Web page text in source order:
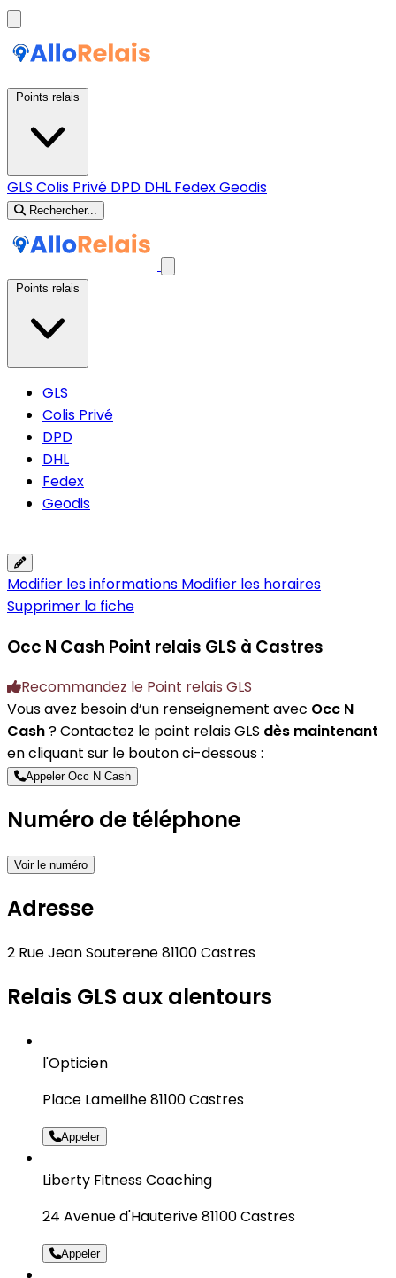
GLS Colis Privé DPD DHL FedexGeodis
Rechercher...
GLS
Colis Privé
DPD
DHL
Fedex
Geodis
Modifier les informations Modifier les horaires
Supprimer la fiche
Occ N Cash Point relais GLS à Castres
Recommandez le Point relais GLS
Vous avez besoin d’un renseignement avec Occ N
Cash? Contactez le point relais GLS dès maintenant
en cliquant sur le bouton ci-dessous :
Appeler Occ N Cash
Numéro de téléphone
Voir le numéro
Adresse
2 Rue Jean Souterene 81100 Castres
Relais GLS aux alentours
l'Opticien
Place Lameilhe 81100 Castres
Appeler
Liberty Fitness Coaching
24 Avenue d'Hauterive 81100 Castres
Appeler